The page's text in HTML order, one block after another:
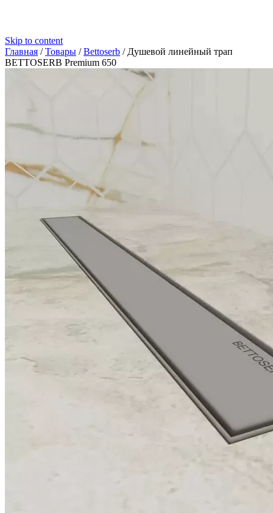
Skip to content
Главная /Товары /Bettoserb / Душевой линейный трап
BETTOSERB Premium 650